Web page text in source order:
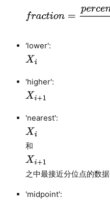
'lower':
'higher':
'nearest':
和
之中最接近分位点的数据
'midpoint':